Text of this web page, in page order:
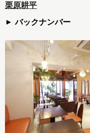
栗原耕平
バックナンバー